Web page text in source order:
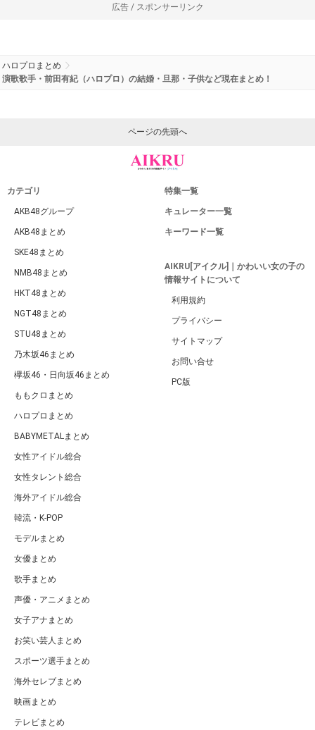
広告 / スポンサーリンク
ハロプロまとめ
演歌歌手・前田有紀（ハロプロ）の結婚・旦那・子供など現在まとめ！
ページの先頭へ
カテゴリ
AKB48グループ
AKB48まとめ
SKE48まとめ
NMB48まとめ
HKT48まとめ
NGT48まとめ
STU48まとめ
乃木坂46まとめ
欅坂46・日向坂46まとめ
ももクロまとめ
ハロプロまとめ
BABYMETALまとめ
女性アイドル総合
女性タレント総合
海外アイドル総合
韓流・K-POP
モデルまとめ
女優まとめ
歌手まとめ
声優・アニメまとめ
女子アナまとめ
お笑い芸人まとめ
スポーツ選手まとめ
海外セレブまとめ
映画まとめ
テレビまとめ
特集一覧
キュレーター一覧
キーワード一覧
AIKRU[アイクル]｜かわいい女の子の
情報サイトについて
利用規約
プライバシー
サイトマップ
お問い合せ
PC版